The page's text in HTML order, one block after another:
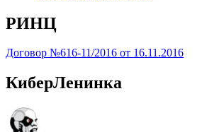
РИНЦ
Договор №616-11/2016 от 16.11.2016
КиберЛенинка